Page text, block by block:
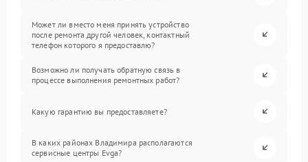
Может ли вместо меня принять устройство
после ремонта другой человек, контактный
телефон которого я предоставлю?
Возможно ли получать обратную связь в
процессе выполнения ремонтных работ?
Какую гарантию вы предоставляете?
В каких районах Владимира располагаются
сервисные центры Evga?